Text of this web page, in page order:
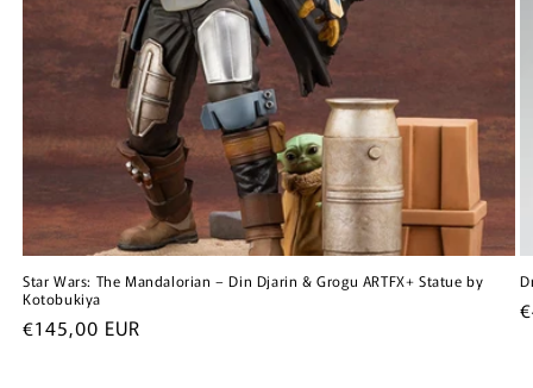
Star Wars: The Mandalorian – Din Djarin & Grogu ARTFX+ Statue by
Kotobukiya
Normale
€145,00 EUR